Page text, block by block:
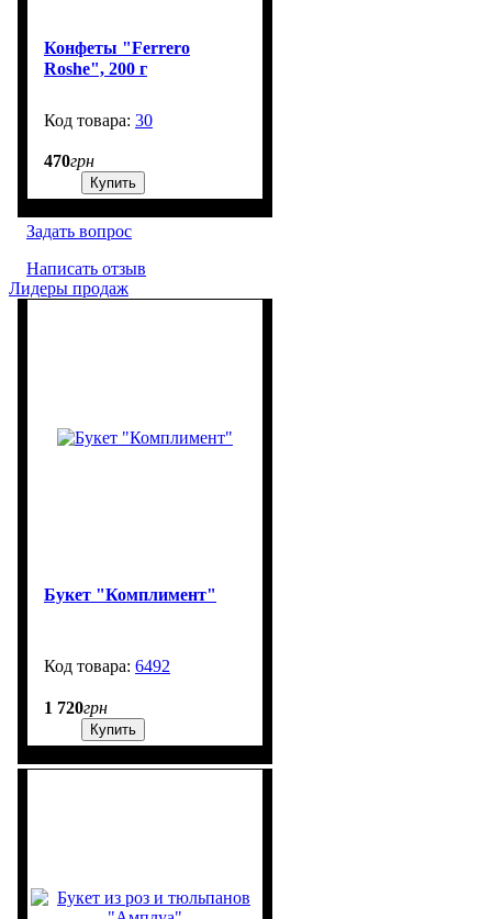
Конфеты "Ferrero
Roshe", 200 г
30
470грн
Купить
Задать вопрос
Написать отзыв
Лидеры продаж
Букет "Комплимент"
6492
1 720грн
Купить